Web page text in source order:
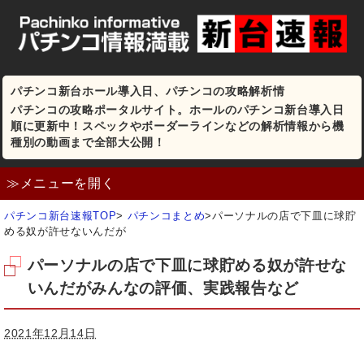
パチンコ新台ホール導入日、パチンコの攻略解析情
パチンコの攻略ポータルサイト。ホールのパチンコ新台導入日
順に更新中！スペックやボーダーラインなどの解析情報から機
種別の動画まで全部大公開！
≫メニューを開く
パチンコ新台速報TOP> パチンコまとめ>パーソナルの店で下皿に球貯
める奴が許せないんだが
パーソナルの店で下皿に球貯める奴が許せな
いんだがみんなの評価、実践報告など
2021年12月14日